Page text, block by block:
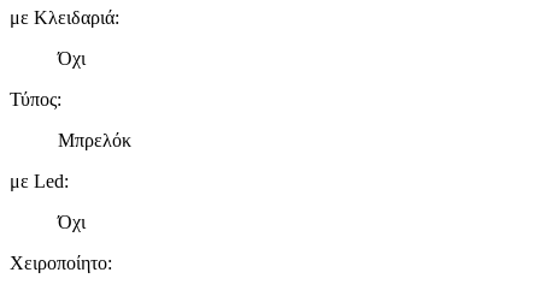
με Κλειδαριά:
Όχι
Τύπος:
Μπρελόκ
με Led:
Όχι
Χειροποίητο: